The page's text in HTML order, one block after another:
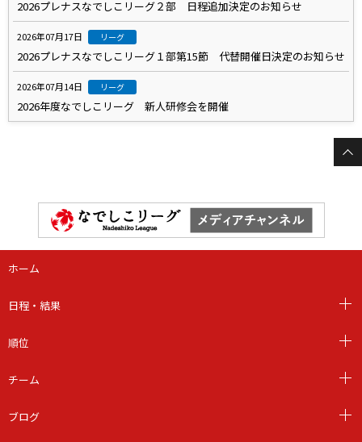
2026プレナスなでしこリーグ２部 日程追加決定のお知らせ
2026年07月17日 リーグ
2026プレナスなでしこリーグ１部第15節 代替開催日決定のお知らせ
2026年07月14日 リーグ
2026年度なでしこリーグ 新人研修会を開催
ホーム
日程・結果
順位
チーム
ブログ